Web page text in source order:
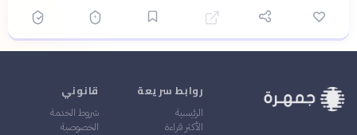
✓
رغم قدمه (260 سنة)، يظل
بأزماتنا السياسية المعاصرة
روابط سريعة
الرئيسية
الأكثر قراءة
قانوني
شروط الخدمة
الخصوصية